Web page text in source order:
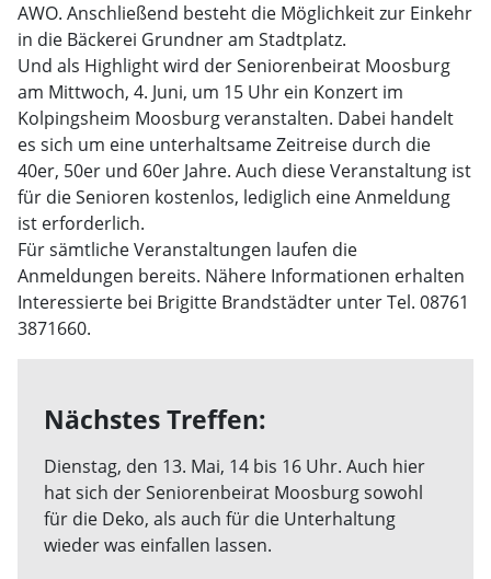
AWO. Anschließend besteht die Möglichkeit zur Einkehr
in die Bäckerei Grundner am Stadtplatz.
Und als Highlight wird der Seniorenbeirat Moosburg
am Mittwoch, 4. Juni, um 15 Uhr ein Konzert im
Kolpingsheim Moosburg veranstalten. Dabei handelt
es sich um eine unterhaltsame Zeitreise durch die
40er, 50er und 60er Jahre. Auch diese Veranstaltung ist
für die Senioren kostenlos, lediglich eine Anmeldung
ist erforderlich.
Für sämtliche Veranstaltungen laufen die
Anmeldungen bereits. Nähere Informationen erhalten
Interessierte bei Brigitte Brandstädter unter Tel. 08761
3871660.
Nächstes Treffen:
Dienstag, den 13. Mai, 14 bis 16 Uhr. Auch hier
hat sich der Seniorenbeirat Moosburg sowohl
für die Deko, als auch für die Unterhaltung
wieder was einfallen lassen.